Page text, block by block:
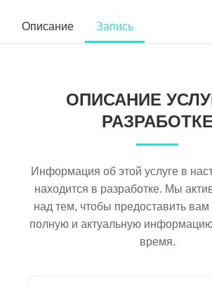
Описание Запись
ОПИСАНИЕ
РАЗРАБОТКЕ
Информация об этой услуге в
находится в разработке. Мы
над тем, чтобы предоставить
полную и актуальную
время.